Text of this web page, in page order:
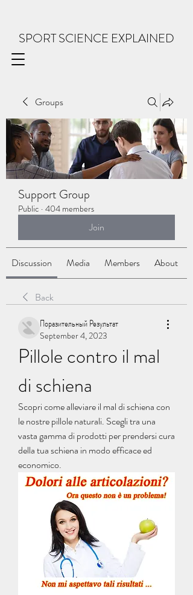
SPORT SCIENCE EXPLAINED
Groups
Support Group
Public · 404 members
Join
Discussion Media Members About
Back
Поразительный Результат
September 4, 2023
Pillole contro il mal
di schiena
Scopri come alleviare il mal di schiena con
le nostre pillole naturali. Scegli tra una
vasta gamma di prodotti per prendersi cura
della tua schiena in modo efficace ed
economico.